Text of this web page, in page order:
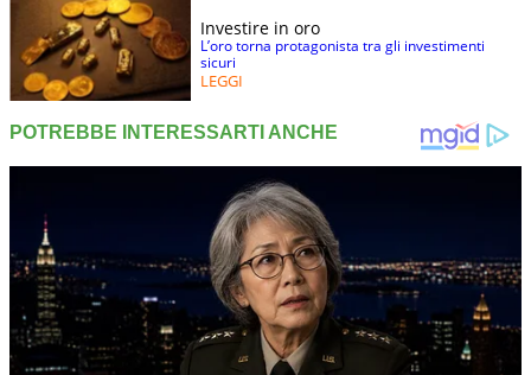
Investire in oro
L’oro torna protagonista tra gli investimenti
sicuri
LEGGI